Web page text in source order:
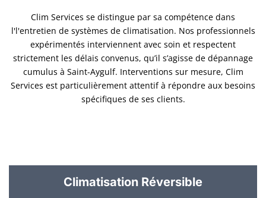
Clim Services se distingue par sa compétence dans
l'l'entretien de systèmes de climatisation. Nos professionnels
expérimentés interviennent avec soin et respectent
strictement les délais convenus, qu’il s’agisse de dépannage
cumulus à Saint-Aygulf. Interventions sur mesure, Clim
Services est particulièrement attentif à répondre aux besoins
spécifiques de ses clients.
Climatisation Réversible